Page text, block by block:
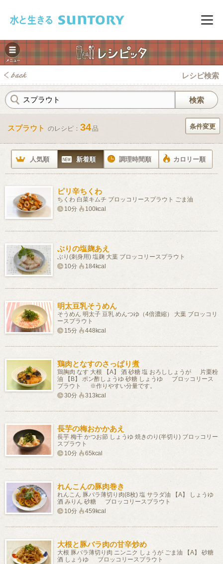
メニ
レシピ検索
スプラウト のレシピ： 34品 条件変更
人気順 新着順 調理時間順 カロリー順
ピリ辛ちくわ
ちくわ 白菜キムチ ブロッコリースプラウト ごま油
10分
100kcal
ぶりの塩麹あえ
ぶり(刺身用) 塩麹 大葉 ブロッコリースプラウト
10分
184kcal
明太豆乳そうめん
そうめん 明太子 豆乳 めんつゆ（4倍濃縮） 大葉 ブロッコリ
ースプラウト
15分
448kcal
鶏肉となすのさっぱり煮
鶏胸肉 なす 大根 【A】 酒 砂糖 塩 おろししょうが 片栗粉
油 【B】 ポン酢しょうゆ 砂糖 しょうゆ ブロッコリース
プラウト ※作りやすい分量です。
30分
313kcal
長芋の梅おかかあえ
長芋 梅干 かつお節 しょうゆ 焼きのり(半切り) ブロッコリー
スプラウト
10分
65kcal
れんこんの豚肉巻き
れんこん 豚バラ薄切り肉(8枚) 塩 サラダ油 【A】 しょうゆ
酒 みりん 砂糖 ブロッコリースプラウト
10分
459kcal
大根と豚バラ肉の甘辛炒め
大根 豚バラ薄切り肉 ニンニク しょうが ごま油 【A】 砂糖
酒 しょうゆ ブロッコリースプラウト